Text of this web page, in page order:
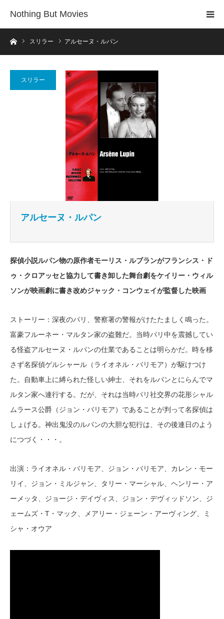
Nothing But Movies
ホームスリラー アルセーヌ・ルパン
スリラー
アルセーヌ・ルパン
探偵小説ルパン物の原作者モーリス・ルブランがフランシス・ド
ゥ・クロアッセと協力して書き卸した舞台劇をケイリー・ウィル
ソンが映画劇に書き改めジャック・コンウェイが監督した映画
ストーリー：深夜のパリ、警察署の警報がけたたましく鳴った。
富豪フルーネー・マルタン家の盗難だ。当時パリ中を震撼してい
る怪盗アルセーヌ・ルパンの仕業であることは明らかだ。時を移
さず名探偵ゲルシャール（ライオネル・バリモア）が駆けつけ
た。自動車上に縛られた怪しい紳士、それをルパンとにらんでマ
ルタン家へ連行する。だが、それは当時パリ社交界の花形シャル
ムラース公爵（ジョン・バリモア）であることが判って名探偵は
しょげる。神出鬼没のルパンの大胆な犯行は、その後連日のよう
につづく・・・。
出演：ライオネル・バリモア、ジョン・バリモア、カレン・モー
リイ、ジョン・ミルジャン、タリー・マーシャル、ヘンリー・ア
ーメッタ、ジョージ・デイヴィス、ジョン・デヴィッドソン、ジ
ェームズ・T・マック、メアリー・ジェーン・アーヴィング、ミ
シャ・オウア